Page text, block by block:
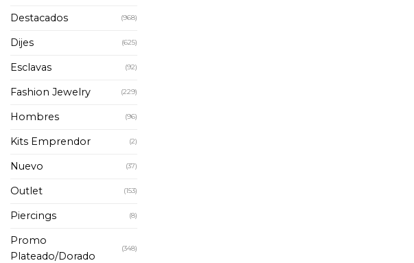
Destacados (968)
Dijes (625)
Esclavas (92)
Fashion Jewelry (229)
Hombres (96)
Kits Emprendor (2)
Nuevo (37)
Outlet (153)
Piercings (8)
Promo
Plateado/Dorado
(348)